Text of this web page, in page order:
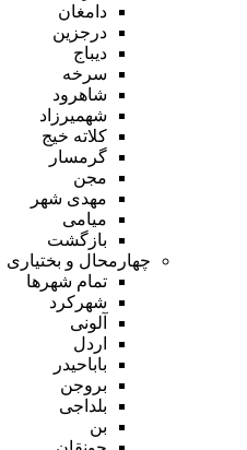
دامغان
درجزین
دیباج
سرخه
شاهرود
شهمیرزاد
کلاته خیج
گرمسار
مجن
مهدی شهر
میامی
بازگشت
چهارمحال و بختیاری
تمام شهر‌ها
شهرکرد
آلونی
اردل
باباحیدر
بروجن
بلداجی
بن